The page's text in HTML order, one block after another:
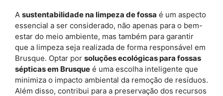
A sustentabilidade na limpeza de fossa é um aspecto
essencial a ser considerado, não apenas para o bem-
estar do meio ambiente, mas também para garantir
que a limpeza seja realizada de forma responsável em
Brusque. Optar por soluções ecológicas para fossas
sépticas em Brusque é uma escolha inteligente que
minimiza o impacto ambiental da remoção de resíduos.
Além disso, contribui para a preservação dos recursos